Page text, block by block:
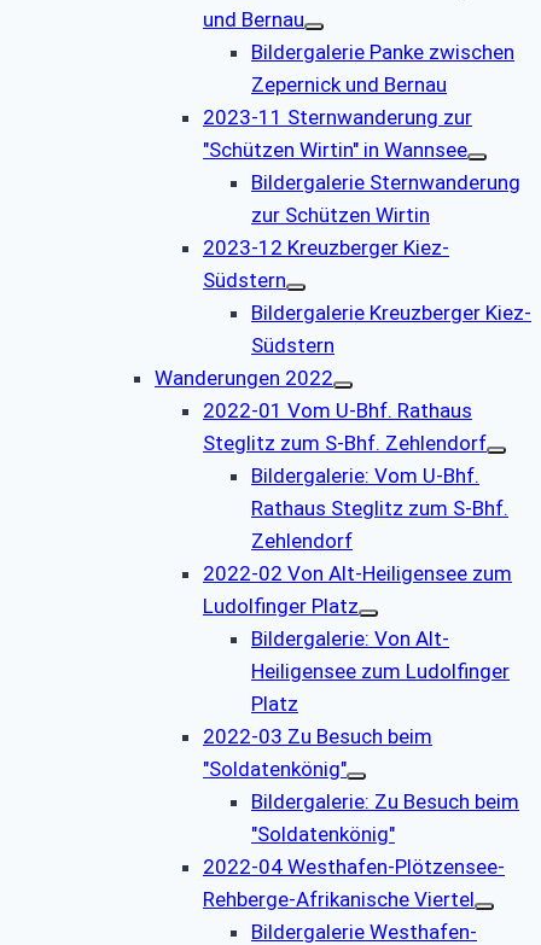
und Bernau
Bildergalerie Panke zwischen
Zepernick und Bernau
2023-11 Sternwanderung zur
"Schützen Wirtin" in Wannsee
Bildergalerie Sternwanderung
zur Schützen Wirtin
2023-12 Kreuzberger Kiez-
Südstern
Bildergalerie Kreuzberger Kiez-
Südstern
Wanderungen 2022
2022-01 Vom U-Bhf. Rathaus
Steglitz zum S-Bhf. Zehlendorf
Bildergalerie: Vom U-Bhf.
Rathaus Steglitz zum S-Bhf.
Zehlendorf
2022-02 Von Alt-Heiligensee zum
Ludolfinger Platz
Bildergalerie: Von Alt-
Heiligensee zum Ludolfinger
Platz
2022-03 Zu Besuch beim
"Soldatenkönig"
Bildergalerie: Zu Besuch beim
"Soldatenkönig"
2022-04 Westhafen-Plötzensee-
Rehberge-Afrikanische Viertel
Bildergalerie Westhafen-